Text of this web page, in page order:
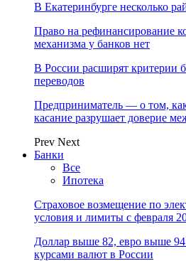
В Екатеринбурге несколько
Право на рефинансирование
механизма у банков нет
В России расширят критерии
переводов
Предприниматель — о том,
касание разрушает доверие
Prev Next
Банки
Все
Ипотека
Страховое возмещение по
условия и лимиты с февраля
Доллар выше 82, евро выше
курсами валют в России